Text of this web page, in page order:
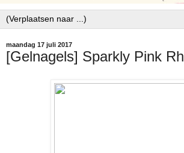
maandag 17 juli 2017
[Gelnagels] Sparkly Pink